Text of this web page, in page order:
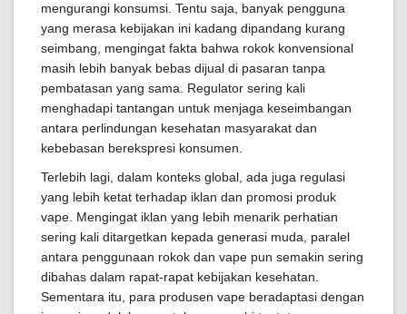
mengurangi konsumsi. Tentu saja, banyak pengguna
yang merasa kebijakan ini kadang dipandang kurang
seimbang, mengingat fakta bahwa rokok konvensional
masih lebih banyak bebas dijual di pasaran tanpa
pembatasan yang sama. Regulator sering kali
menghadapi tantangan untuk menjaga keseimbangan
antara perlindungan kesehatan masyarakat dan
kebebasan berekspresi konsumen.
Terlebih lagi, dalam konteks global, ada juga regulasi
yang lebih ketat terhadap iklan dan promosi produk
vape. Mengingat iklan yang lebih menarik perhatian
sering kali ditargetkan kepada generasi muda, paralel
antara penggunaan rokok dan vape pun semakin sering
dibahas dalam rapat-rapat kebijakan kesehatan.
Sementara itu, para produsen vape beradaptasi dengan